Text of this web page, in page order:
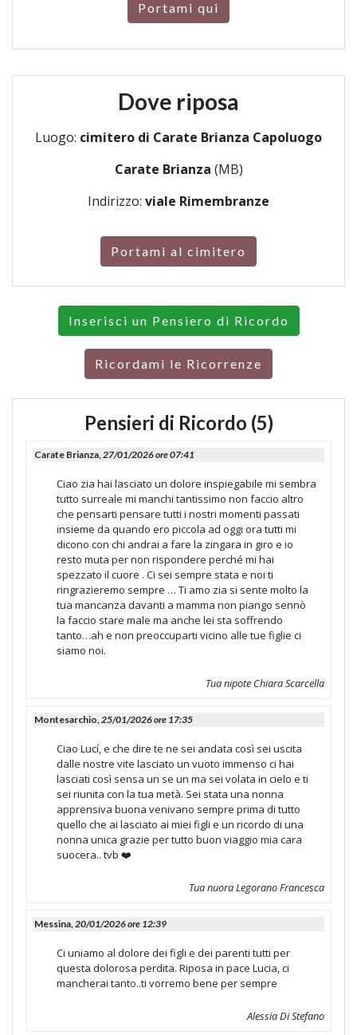
Portami qui
Dove riposa
Luogo: cimitero di Carate Brianza Capoluogo
Carate Brianza (MB)
Indirizzo: viale Rimembranze
Portami al cimitero
Inserisci un Pensiero di Ricordo
Ricordami le Ricorrenze
Pensieri di Ricordo (5)
Carate Brianza,27/01/2026 ore 07:41
Ciao zia hai lasciato un dolore inspiegabile mi sembra
tutto surreale mi manchi tantissimo non faccio altro
che pensarti pensare tutti i nostri momenti passati
insieme da quando ero piccola ad oggi ora tutti mi
dicono con chi andrai a fare la zingara in giro e io
resto muta per non rispondere perché mi hai
spezzato il cuore . Ci sei sempre stata e noi ti
ringrazieremo sempre … Ti amo zia si sente molto la
tua mancanza davanti a mamma non piango sennò
la faccio stare male ma anche lei sta soffrendo
tanto…ah e non preoccuparti vicino alle tue figlie ci
siamo noi.
Tua nipote Chiara Scarcella
Montesarchio,25/01/2026 ore 17:35
Ciao Lucí, e che dire te ne sei andata così sei uscita
dalle nostre vite lasciato un vuoto immenso ci hai
lasciati così sensa un se un ma sei volata in cielo e ti
sei riunita con la tua metà. Sei stata una nonna
apprensiva buona venivano sempre prima di tutto
quello che ai lasciato ai miei figli e un ricordo di una
nonna unica grazie per tutto buon viaggio mia cara
suocera.. tvb ❤️
Tua nuora Legorano Francesca
Messina,20/01/2026 ore 12:39
Ci uniamo al dolore dei figli e dei parenti tutti per
questa dolorosa perdita. Riposa in pace Lucia, ci
mancherai tanto..ti vorremo bene per sempre
Alessia Di Stefano